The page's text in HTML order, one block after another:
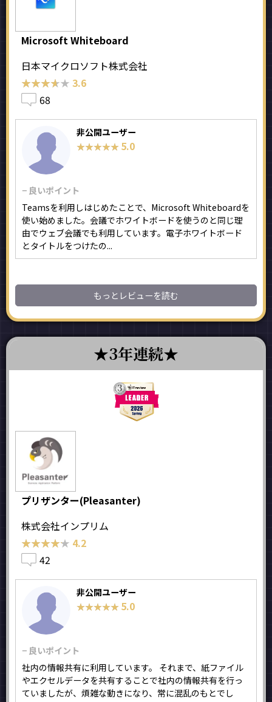
Microsoft Whiteboard
日本マイクロソフト株式会社
★★★★★
★★★★★ 3.6
68
非公開ユーザー
★★★★★
★★★★★ 5.0
− 良いポイント
Teamsを利用しはじめたことで、Microsoft Whiteboardを
使い始めました。会議でホワイトボードを使うのと同じ理
由でウェブ会議でも利用しています。電子ホワイトボード
とタイトルをつけたの...
もっとレビューを読む
3年連続
プリザンター(Pleasanter)
株式会社インプリム
★★★★★
★★★★★ 4.2
42
非公開ユーザー
★★★★★
★★★★★ 5.0
− 良いポイント
社内の情報共有に利用しています。 それまで、紙ファイル
やエクセルデータを共有することで社内の情報共有を行っ
ていましたが、煩雑な動きになり、常に混乱のもとでし